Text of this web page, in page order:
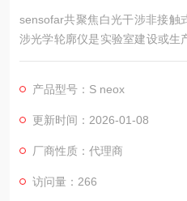
sensofar共聚焦白光干涉非接触
涉光学轮廓仪是实验室建设或生
ar S neox作为市场上的一种产
产品型号：S neox
更新时间：2026-01-08
厂商性质：代理商
访问量：266